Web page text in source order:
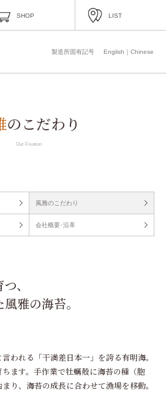
SHOP LIST
English Chinese
製造所固有記号
のこだわり
Our Fixation
風雅のこだわり
会社概要･沿革
、
雅の海苔。
われる「干満差日本一」を誇る有明海。
ちます。手作業で牡蠣殻に海苔の種（胞
り、海苔の成長に合わせて漁場を移動。